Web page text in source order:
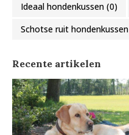
Ideaal hondenkussen (0)
Schotse ruit hondenkussen
Recente artikelen